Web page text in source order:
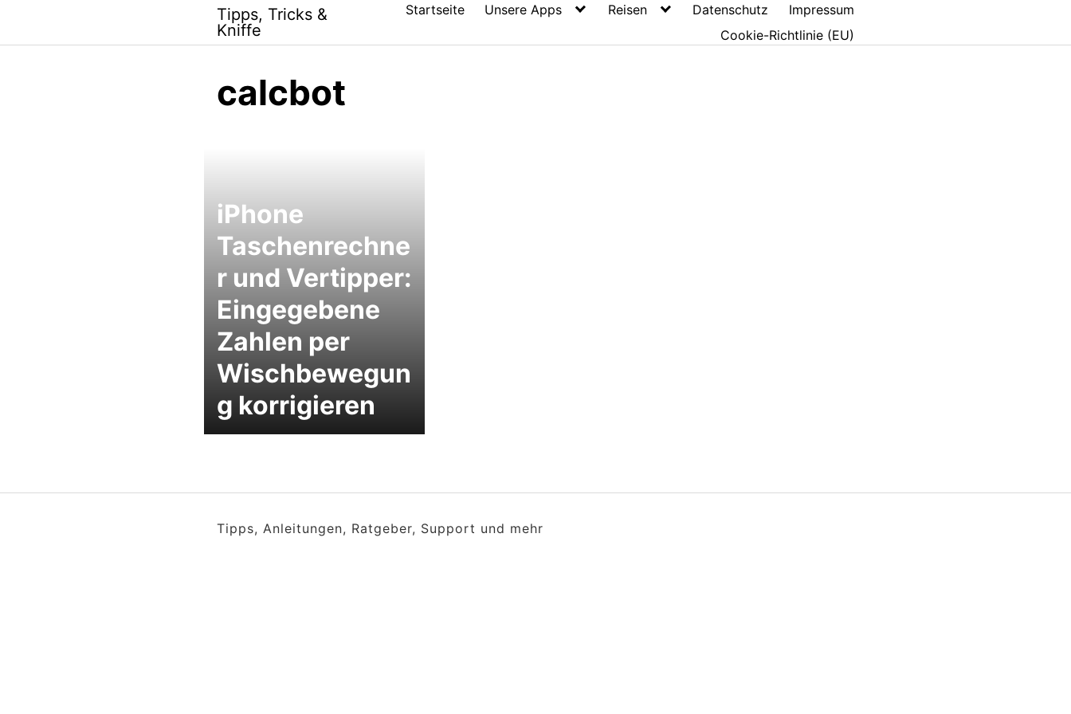
content
Tipps, Tricks &
Kniffe
Startseite Unsere Apps Reisen Datenschutz
Impressum
Cookie-Richtlinie (EU)
calcbot
iPhone
Taschenrechne
r und Vertipper:
Eingegebene
Zahlen per
Wischbewegun
g korrigieren
Tipps, Anleitungen, Ratgeber, Support und mehr